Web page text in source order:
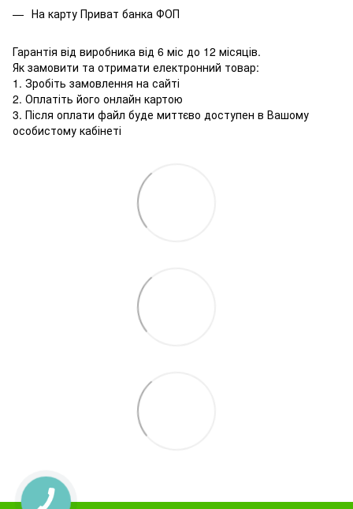
На карту Приват банка ФОП
Гарантія від виробника від 6 міс до 12 місяців.
Як замовити та отримати електронний товар:
1. Зробіть замовлення на сайті
2. Оплатіть його онлайн картою
3. Після оплати файл буде миттєво доступен в Вашому
особистому кабінеті